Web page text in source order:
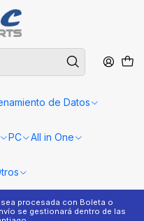
de Datos
PC All in One
procesada con Boleta o
se gestionará dentro de las